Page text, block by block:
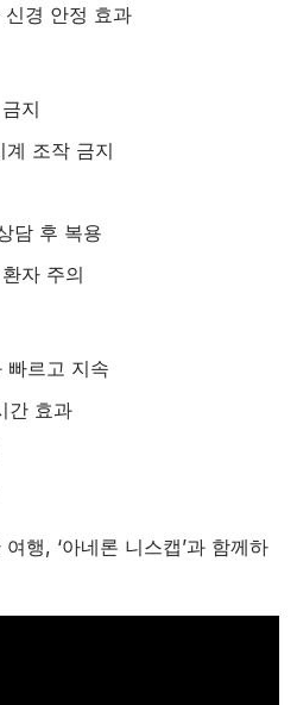
신경 안정 효과
지
조작 금지
담 후 복용
자 주의
빠르고 지속
간 효과
행, ‘아네론 니스캡’과 함께하